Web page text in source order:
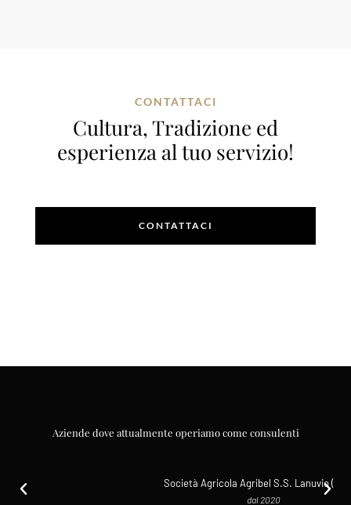
CONTATTACI
Cultura, Tradizione ed
esperienza al tuo servizio!
CONTATTACI
Aziende dove attualmente operiamo come consulenti
Società Agricola Agribel S.S. Lanuvio ( Roma)